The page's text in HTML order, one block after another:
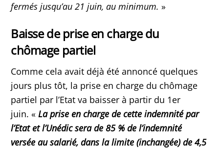
fermés jusqu’au 21 juin, au minimum. »
Baisse de prise en charge du
chômage partiel
Comme cela avait déjà été annoncé quelques
jours plus tôt, la prise en charge du chômage
partiel par l’Etat va baisser à partir du 1er
juin. «La prise en charge de cette indemnité par
l’Etat et l’Unédic sera de 85 % de l’indemnité
versée au salarié, dans la limite (inchangée) de 4,5